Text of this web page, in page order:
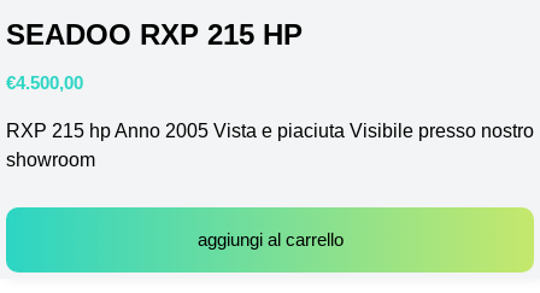
SEADOO RXP 215 HP
€4.500,00
RXP 215 hp Anno 2005 Vista e piaciuta Visibile presso nostro
showroom
aggiungi al carrello